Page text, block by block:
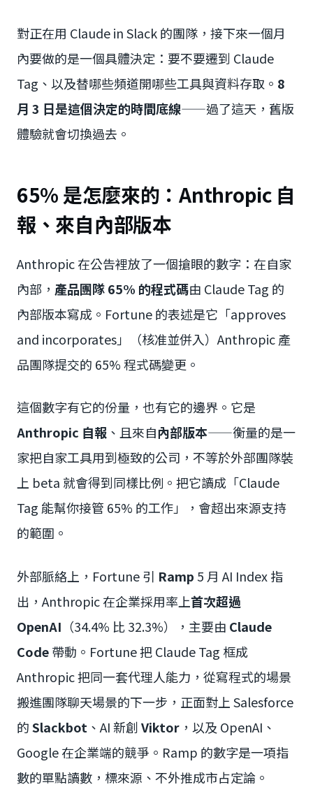
對正在用 Claude in Slack 的團隊，接下來一個月
內要做的是一個具體決定：要不要遷到 Claude
Tag、以及替哪些頻道開哪些工具與資料存取。 8
月 3 日是這個決定的時間底線——過了這天，舊版
體驗就會切換過去。
65% 是怎麼來的：Anthropic 自
報、來自內部版本
Anthropic 在公告裡放了一個搶眼的數字：在自家
內部， 產品團隊 65% 的程式碼由 Claude Tag 的
內部版本寫成。Fortune 的表述是它「approves
and incorporates」（核准並併入）Anthropic 產
品團隊提交的 65% 程式碼變更。
這個數字有它的份量，也有它的邊界。它是
Anthropic 自報 、且來自內部版本——衡量的是一
家把自家工具用到極致的公司，不等於外部團隊裝
上 beta 就會得到同樣比例。把它讀成「Claude
Tag 能幫你接管 65% 的工作」，會超出來源支持
的範圍。
外部脈絡上，Fortune 引 Ramp 5 月 AI Index 指
出，Anthropic 在企業採用率上首次超過
OpenAI （34.4% 比 32.3%），主要由 Claude
Code帶動。Fortune 把 Claude Tag 框成
Anthropic 把同一套代理人能力，從寫程式的場景
搬進團隊聊天場景的下一步，正面對上 Salesforce
的Slackbot 、AI 新創Viktor ，以及 OpenAI、
Google 在企業端的競爭。Ramp 的數字是一項指
數的單點讀數，標來源、不外推成市占定論。